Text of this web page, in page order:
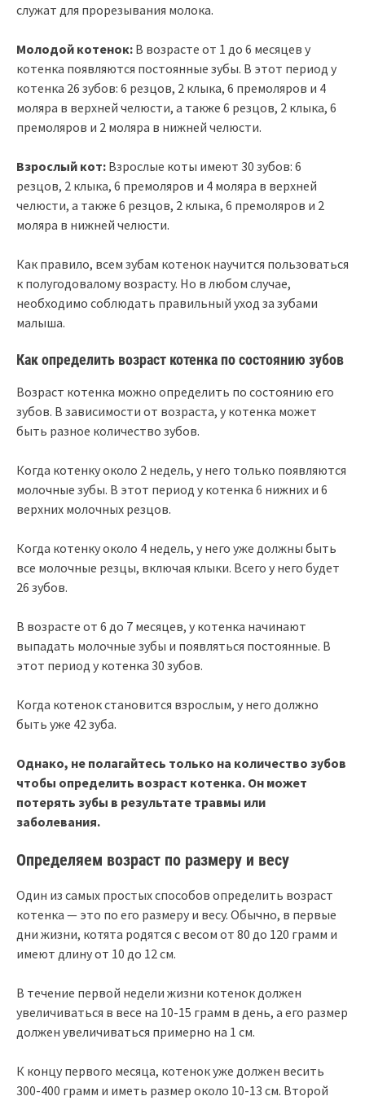
служат для прорезывания молока.
Молодой котенок: В возрасте от 1 до 6 месяцев у
котенка появляются постоянные зубы. В этот период у
котенка 26 зубов: 6 резцов, 2 клыка, 6 премоляров и 4
моляра в верхней челюсти, а также 6 резцов, 2 клыка, 6
премоляров и 2 моляра в нижней челюсти.
Взрослый кот: Взрослые коты имеют 30 зубов: 6
резцов, 2 клыка, 6 премоляров и 4 моляра в верхней
челюсти, а также 6 резцов, 2 клыка, 6 премоляров и 2
моляра в нижней челюсти.
Как правило, всем зубам котенок научится пользоваться
к полугодовалому возрасту. Но в любом случае,
необходимо соблюдать правильный уход за зубами
малыша.
Как определить возраст котенка по состоянию зубов
Возраст котенка можно определить по состоянию его
зубов. В зависимости от возраста, у котенка может
быть разное количество зубов.
Когда котенку около 2 недель, у него только появляются
молочные зубы. В этот период у котенка 6 нижних и 6
верхних молочных резцов.
Когда котенку около 4 недель, у него уже должны быть
все молочные резцы, включая клыки. Всего у него будет
26 зубов.
В возрасте от 6 до 7 месяцев, у котенка начинают
выпадать молочные зубы и появляться постоянные. В
этот период у котенка 30 зубов.
Когда котенок становится взрослым, у него должно
быть уже 42 зуба.
Однако, не полагайтесь только на количество зубов
чтобы определить возраст котенка. Он может
потерять зубы в результате травмы или
заболевания.
Определяем возраст по размеру и весу
Один из самых простых способов определить возраст
котенка — это по его размеру и весу. Обычно, в первые
дни жизни, котята родятся с весом от 80 до 120 грамм и
имеют длину от 10 до 12 см.
В течение первой недели жизни котенок должен
увеличиваться в весе на 10-15 грамм в день, а его размер
должен увеличиваться примерно на 1 см.
К концу первого месяца, котенок уже должен весить
300-400 грамм и иметь размер около 10-13 см. Второй